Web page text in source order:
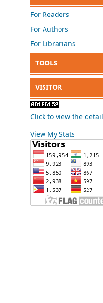
For Readers
For Authors
For Librarians
TOOLS
VISITOR
Click to view the detail
View My Stats